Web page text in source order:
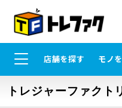
店舗を探す モノ
トレジャーファクト